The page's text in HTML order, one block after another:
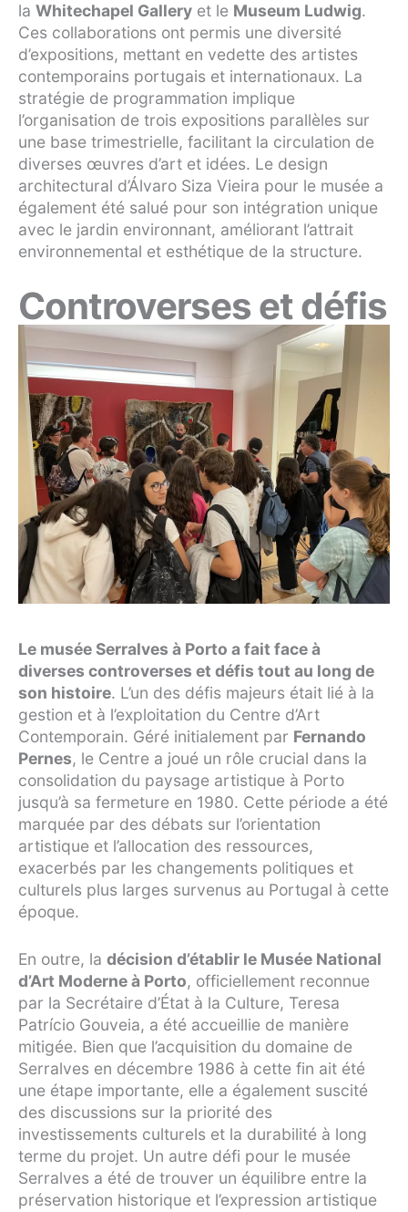
la Whitechapel Gallery et le Museum Ludwig.
Ces collaborations ont permis une diversité
d’expositions, mettant en vedette des artistes
contemporains portugais et internationaux. La
stratégie de programmation implique
l’organisation de trois expositions parallèles sur
une base trimestrielle, facilitant la circulation de
diverses œuvres d’art et idées. Le design
architectural d’Álvaro Siza Vieira pour le musée a
également été salué pour son intégration unique
avec le jardin environnant, améliorant l’attrait
environnemental et esthétique de la structure.
Controverses et défis
Le musée Serralves à Porto a fait face à
diverses controverses et défis tout au long de
son histoire. L’un des défis majeurs était lié à la
gestion et à l’exploitation du Centre d’Art
Contemporain. Géré initialement par Fernando
Pernes, le Centre a joué un rôle crucial dans la
consolidation du paysage artistique à Porto
jusqu’à sa fermeture en 1980. Cette période a été
marquée par des débats sur l’orientation
artistique et l’allocation des ressources,
exacerbés par les changements politiques et
culturels plus larges survenus au Portugal à cette
époque.
En outre, la décision d’établir le Musée National
d’Art Moderne à Porto, officiellement reconnue
par la Secrétaire d’État à la Culture, Teresa
Patrício Gouveia, a été accueillie de manière
mitigée. Bien que l’acquisition du domaine de
Serralves en décembre 1986 à cette fin ait été
une étape importante, elle a également suscité
des discussions sur la priorité des
investissements culturels et la durabilité à long
terme du projet. Un autre défi pour le musée
Serralves a été de trouver un équilibre entre la
préservation historique et l’expression artistique